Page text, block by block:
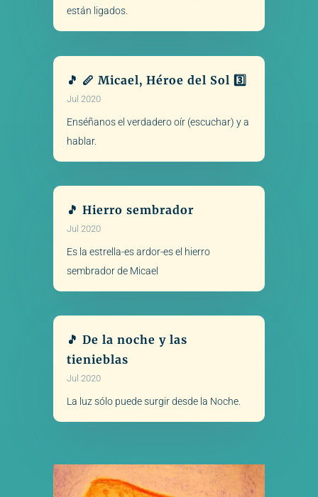
están ligados.
🎵 🪈 Micael, Héroe del Sol 3️⃣
Jul 2020
Enséñanos el verdadero oír (escuchar) y a
hablar.
🎵 Hierro sembrador
Jul 2020
Es la estrella-es ardor-es el hierro
sembrador de Micael
🎵 De la noche y las
tienieblas
Jul 2020
La luz sólo puede surgir desde la Noche.